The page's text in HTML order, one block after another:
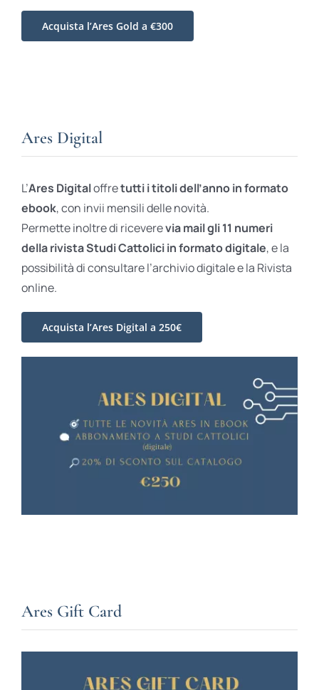
Acquista l’Ares Gold a €300
Ares Digital
L’Ares Digitaloffretutti i titoli dell’anno in formato
ebook, con invii mensili delle novità.
Permette inoltre di riceverevia mail gli 11 numeri
della rivista Studi Cattolici in formato digitale, e la
possibilità di consultare l’archivio digitale e la Rivista
online.
Acquista l’Ares Digital a 250€
Ares Gift Card